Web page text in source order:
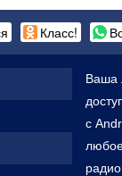
Класс!
Ваша
с